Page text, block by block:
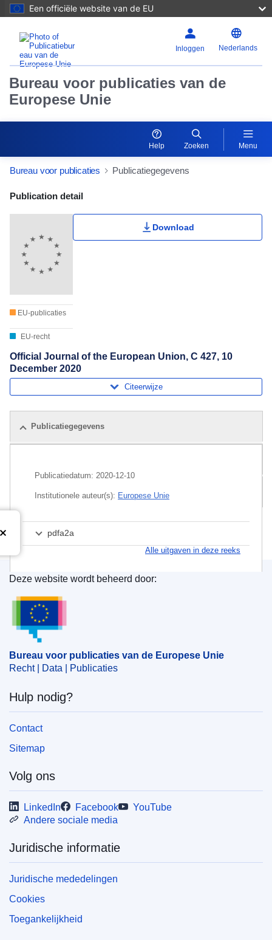
Een officiële website van de EU
Inloggen Nederlands
Bureau voor publicaties van de
Europese Unie
Help Zoeken Menu
Bureau voor publicaties Publicatiegegevens
Publication Detail Actions Portlet
Publication detail
EU-publicaties
EU-recht
Download
Official Journal of the European Union, C 427, 10
December 2020
Citeerwijze
Publicatiegegevens
Pakket
Publicatiedatum: 2020-12-10
Institutionele auteur(s): Europese Unie
pdfa2a
Alle uitgaven in deze reeks
Bureau voor publicaties van de Europese Unie
Deze website wordt beheerd door:
Bureau voor publicaties van de Europese Unie
Recht | Data | Publicaties
Hulp nodig?
Contact
Sitemap
Volg ons
LinkedIn Facebook
YouTube
Andere sociale media
Juridische informatie
Juridische mededelingen
Cookies
Toegankelijkheid